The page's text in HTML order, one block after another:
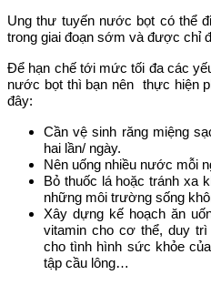
Ung thư tuyến nước bọt có thể
trong giai đoạn sớm và được chỉ
Để hạn chế tới mức tối đa các
nước bọt thì bạn nên thực hiện
đây:
Cần vệ sinh răng miệng
hai lần/ ngày.
Nên uống nhiều nước mỗi
Bỏ thuốc lá hoặc tránh xa
những môi trường sống
Xây dựng kế hoạch ăn
vitamin cho cơ thể, duy
cho tình hình sức khỏe
tập cầu lông…